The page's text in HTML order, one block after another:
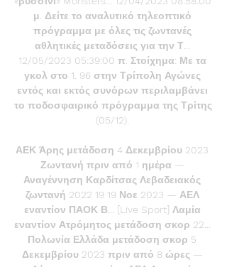
μ. Δείτε το αναλυτικό τηλεοπτικό
πρόγραμμα με όλες τις ζωντανές
αθλητικές μεταδόσεις για την Τ...
12/05/2023 05:39:00 π. Στοίχημα: Με τα
γκολ στο 1. 96 στην Τρίπολη Αγώνες
εντός και εκτός συνόρων περιλαμβάνει
το ποδοσφαιρικό πρόγραμμα της Τρίτης
(05/12).
ΑΕΚ Άρης μετάδοση 4 Δεκεμβρίου 2023
Ζωντανή πριν από 1 ημέρα —
Αναγέννηση Καρδίτσας Λεβαδειακός
ζωντανή 2022 19 19 Νοε 2023 — ΑΕΛ
εναντίον ΠΑΟΚ Β... [Live Sport] Λαμία
εναντίον Ατρόμητος μετάδοση σκορ 22...
Πολωνία Ελλάδα μετάδοση σκορ 5
Δεκεμβρίου 2023 πριν από 8 ώρες —